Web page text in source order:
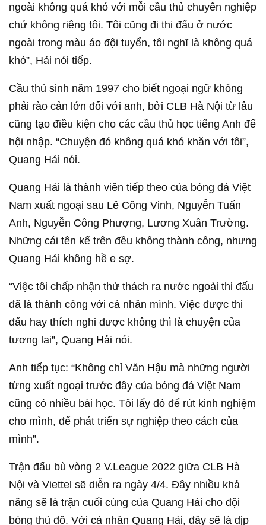
ngoài không quá khó với mỗi cầu thủ chuyên nghiệp
chứ không riêng tôi. Tôi cũng đi thi đấu ở nước
ngoài trong màu áo đội tuyển, tôi nghĩ là không quá
khó”, Hải nói tiếp.
Cầu thủ sinh năm 1997 cho biết ngoại ngữ không
phải rào cản lớn đối với anh, bởi CLB Hà Nội từ lâu
cũng tạo điều kiện cho các cầu thủ học tiếng Anh để
hội nhập. “Chuyện đó không quá khó khăn với tôi”,
Quang Hải nói.
Quang Hải là thành viên tiếp theo của bóng đá Việt
Nam xuất ngoại sau Lê Công Vinh, Nguyễn Tuấn
Anh, Nguyễn Công Phượng, Lương Xuân Trường.
Những cái tên kể trên đều không thành công, nhưng
Quang Hải không hề e sợ.
“Việc tôi chấp nhận thử thách ra nước ngoài thi đấu
đã là thành công với cá nhân mình. Việc được thi
đấu hay thích nghi được không thì là chuyện của
tương lai”, Quang Hải nói.
Anh tiếp tục: “Không chỉ Văn Hậu mà những người
từng xuất ngoại trước đây của bóng đá Việt Nam
cũng có nhiều bài học. Tôi lấy đó để rút kinh nghiệm
cho mình, để phát triển sự nghiệp theo cách của
mình”.
Trận đấu bù vòng 2 V.League 2022 giữa CLB Hà
Nội và Viettel sẽ diễn ra ngày 4/4. Đây nhiều khả
năng sẽ là trận cuối cùng của Quang Hải cho đội
bóng thủ đô. Với cá nhân Quang Hải, đây sẽ là dịp